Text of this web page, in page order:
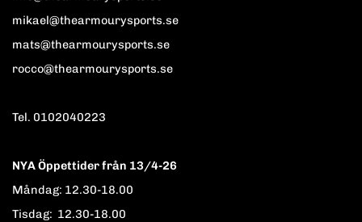
mikael@thearmourysports.se
mats@thearmourysports.se
rocco@thearmourysports.se
Tel. 0102040223
NYA Öppettider från 13/4-26
Måndag: 12.30-18.00
Tisdag: 12.30-18.00